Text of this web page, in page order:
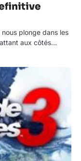
plonge dans les
aux côtés…